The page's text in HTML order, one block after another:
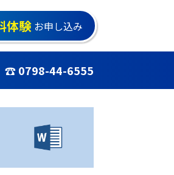
体験 お申し込み
☎ 0798-44-6555